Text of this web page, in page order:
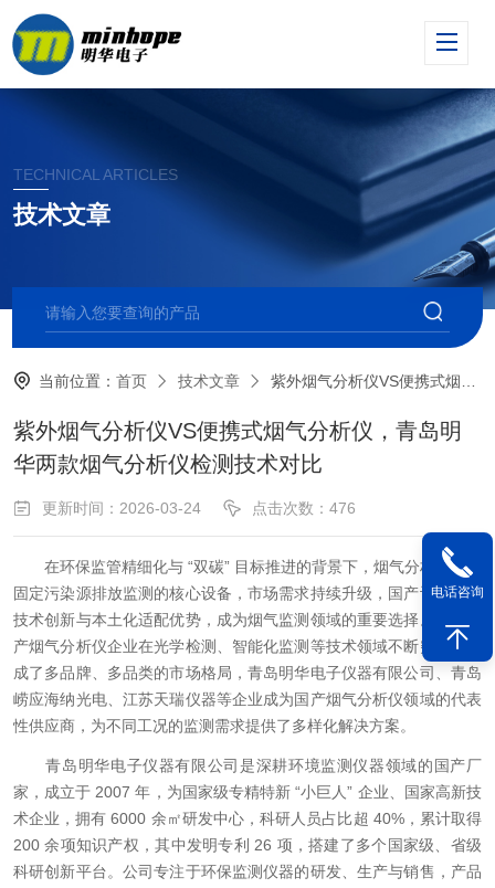
TECHNICAL ARTICLES
技术文章
当前位置：首页 技术文章 紫外烟气分析仪VS便携式烟气分析仪，青岛明华两款烟气分析仪检测技术对比
紫外烟气分析仪VS便携式烟气分析仪，青岛明
华两款烟气分析仪检测技术对比
更新时间：2026-03-24 点击次数：476
在环保监管精细化与 “双碳” 目标推进的背景下，烟气分析仪作为
固定污染源排放监测的核心设备，市场需求持续升级，国产设备凭借
技术创新与本土化适配优势，成为烟气监测领域的重要选择。目前国
产烟气分析仪企业在光学检测、智能化监测等技术领域不断突破，形
成了多品牌、多品类的市场格局，青岛明华电子仪器有限公司、青岛
崂应海纳光电、江苏天瑞仪器等企业成为国产烟气分析仪领域的代表
性供应商，为不同工况的监测需求提供了多样化解决方案。
青岛明华电子仪器有限公司是深耕环境监测仪器领域的国产厂
家，成立于 2007 年，为国家级专精特新 “小巨人” 企业、国家高新技
术企业，拥有 6000 余㎡研发中心，科研人员占比超 40%，累计取得
200 余项知识产权，其中发明专利 26 项，搭建了多个国家级、省级
科研创新平台。公司专注于环保监测仪器的研发、生产与销售，产品
电话咨询